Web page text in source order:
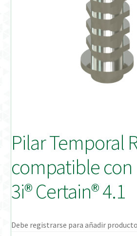
Mi cuenta
On-line Store
Productos Favoritos
Pilar Temporal
compatible
3i® Certain® 4.1
Debe registrarse para añadir